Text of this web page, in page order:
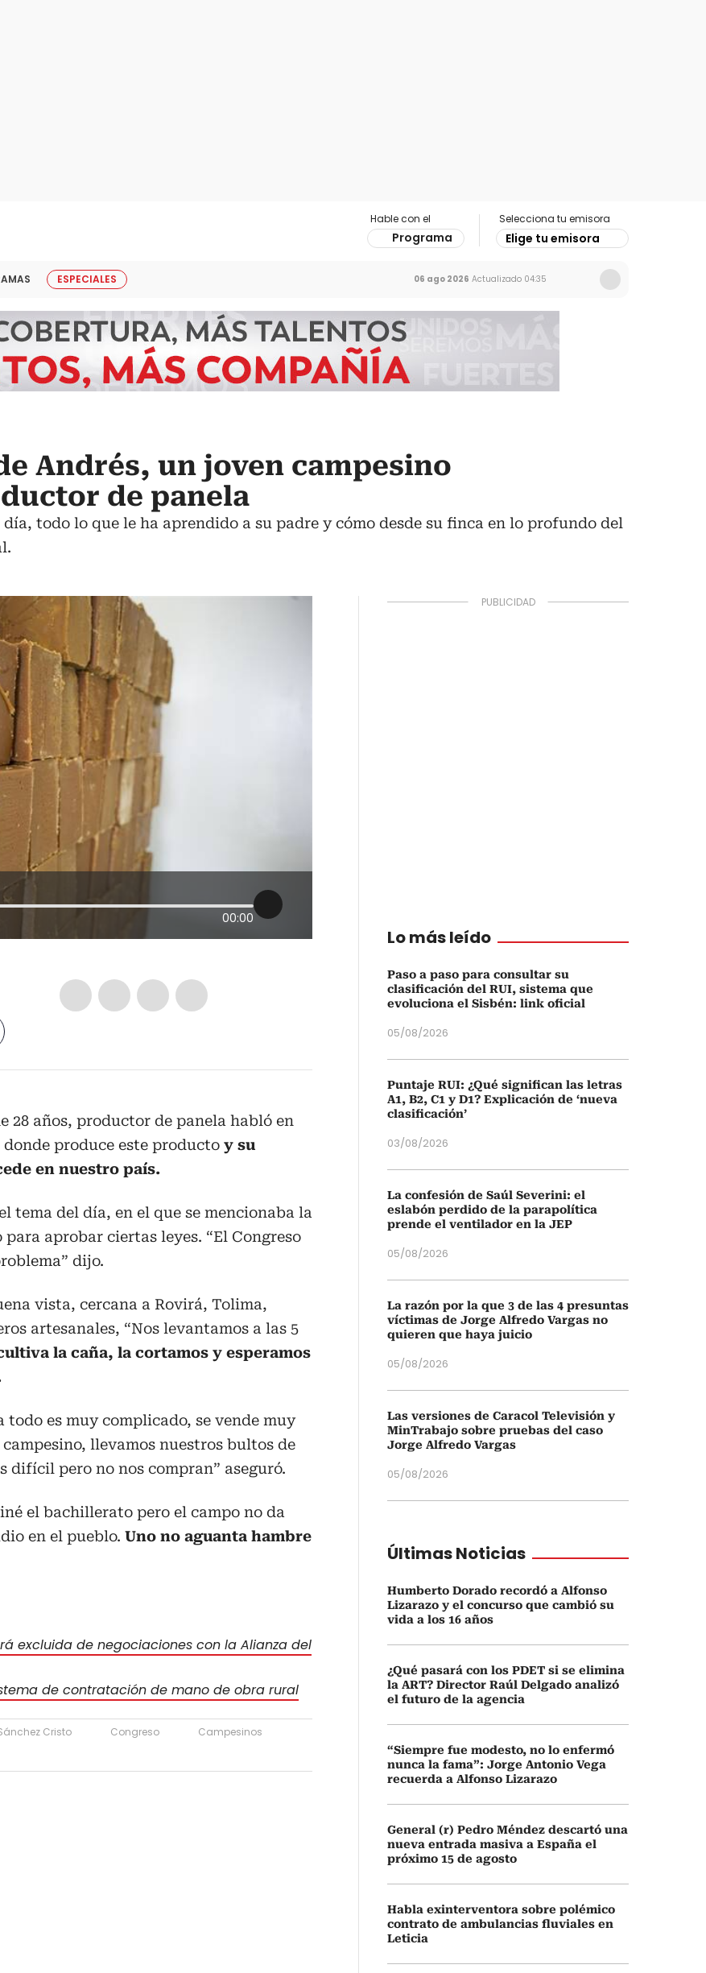
Hable con el
Programa
Selecciona tu emisora
Elige tu emisora
ESPECIALES 06 ago 2026 Actualizado 04:35
Andrés, un joven campesino
de panela
todo lo que le ha aprendido a su padre y cómo desde su finca en lo profundo del
00:00
28 años, productor de panela habló en
produce este producto y su
en nuestro país.
tema del día, en el que se mencionaba la
aprobar ciertas leyes. “El Congreso
dijo.
vista, cercana a Rovirá, Tolima,
artesanales, “Nos levantamos a las 5
la caña, la cortamos y esperamos
todo es muy complicado, se vende muy
llevamos nuestros bultos de
difícil pero no nos compran” aseguró.
el bachillerato pero el campo no da
en el pueblo. Uno no aguanta hambre
excluida de negociaciones con la Alianza del
de contratación de mano de obra rural
Cristo Congreso
Campesinos
Lo más leído
Paso a paso para consultar su
clasificación del RUI, sistema que
evoluciona el Sisbén: link oficial
05/08/2026
Puntaje RUI: ¿Qué significan las letras
A1, B2, C1 y D1? Explicación de ‘nueva
clasificación’
03/08/2026
La confesión de Saúl Severini: el
eslabón perdido de la parapolítica
prende el ventilador en la JEP
05/08/2026
La razón por la que 3 de las 4 presuntas
víctimas de Jorge Alfredo Vargas no
quieren que haya juicio
05/08/2026
Las versiones de Caracol Televisión y
MinTrabajo sobre pruebas del caso
Jorge Alfredo Vargas
05/08/2026
Últimas Noticias
Humberto Dorado recordó a Alfonso
Lizarazo y el concurso que cambió su
vida a los 16 años
¿Qué pasará con los PDET si se elimina
la ART? Director Raúl Delgado analizó
el futuro de la agencia
“Siempre fue modesto, no lo enfermó
nunca la fama”: Jorge Antonio Vega
recuerda a Alfonso Lizarazo
General (r) Pedro Méndez descartó una
nueva entrada masiva a España el
próximo 15 de agosto
Habla exinterventora sobre polémico
contrato de ambulancias fluviales en
Leticia